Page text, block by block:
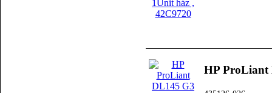
HP ProLiant